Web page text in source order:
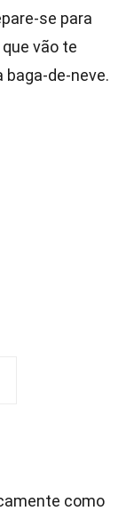
se para
vão te
baga-de-neve.
como